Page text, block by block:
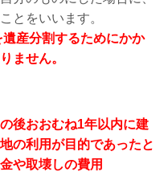
とをいいます。
産分割するためにかか
ません。
後おおむね1年以内に建
の利用が目的であったと
や取壊しの費用